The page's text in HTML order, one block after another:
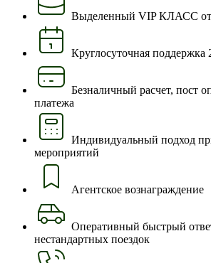
Выделенный VIP КЛАСС
Круглосуточная поддержка
Безналичный расчет, пост
платежа
Индивидуальный подход
мероприятий
Агентское вознаграждение
Оперативный быстрый
нестандартных поездок